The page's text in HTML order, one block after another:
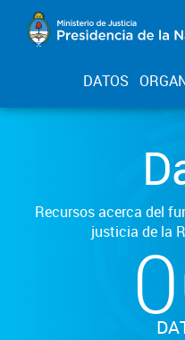
DATOS
Recursos acerca del
justicia de la